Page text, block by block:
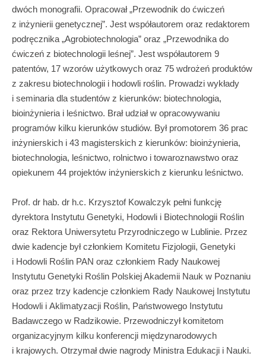
dwóch monografii. Opracował „Przewodnik do ćwiczeń
z inżynierii genetycznej”. Jest współautorem oraz redaktorem
podręcznika „Agrobiotechnologia” oraz „Przewodnika do
ćwiczeń z biotechnologii leśnej”. Jest współautorem 9
patentów, 17 wzorów użytkowych oraz 75 wdrożeń produktów
z zakresu biotechnologii i hodowli roślin. Prowadzi wykłady
i seminaria dla studentów z kierunków: biotechnologia,
bioinżynieria i leśnictwo. Brał udział w opracowywaniu
programów kilku kierunków studiów. Był promotorem 36 prac
inżynierskich i 43 magisterskich z kierunków: bioinżynieria,
biotechnologia, leśnictwo, rolnictwo i towaroznawstwo oraz
opiekunem 44 projektów inżynierskich z kierunku leśnictwo.
Prof. dr hab. dr h.c. Krzysztof Kowalczyk pełni funkcję
dyrektora Instytutu Genetyki, Hodowli i Biotechnologii Roślin
oraz Rektora Uniwersytetu Przyrodniczego w Lublinie. Przez
dwie kadencje był członkiem Komitetu Fizjologii, Genetyki
i Hodowli Roślin PAN oraz członkiem Rady Naukowej
Instytutu Genetyki Roślin Polskiej Akademii Nauk w Poznaniu
oraz przez trzy kadencje członkiem Rady Naukowej Instytutu
Hodowli i Aklimatyzacji Roślin, Państwowego Instytutu
Badawczego w Radzikowie. Przewodniczył komitetom
organizacyjnym kilku konferencji międzynarodowych
i krajowych. Otrzymał dwie nagrody Ministra Edukacji i Nauki.